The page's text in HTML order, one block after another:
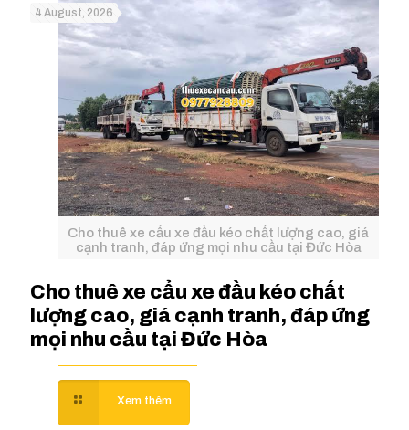
Cho thuê xe cẩu xe đầu kéo chất lượng cao, giá
cạnh tranh, đáp ứng mọi nhu cầu tại Đức Hòa
4 August, 2026
Cho thuê xe cẩu xe đầu kéo chất
lượng cao, giá cạnh tranh, đáp ứng
mọi nhu cầu tại Đức Hòa